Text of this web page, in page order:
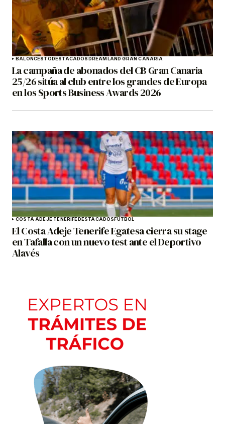
BALONCESTODESTACADOSDREAMLAND GRAN CANARIA
La campaña de abonados del CB Gran Canaria
25/26 sitúa al club entre los grandes de Europa
en los Sports Business Awards 2026
COSTA ADEJE TENERIFEDESTACADOSFÚTBOL
El Costa Adeje Tenerife Egatesa cierra su stage
en Tafalla con un nuevo test ante el Deportivo
Alavés